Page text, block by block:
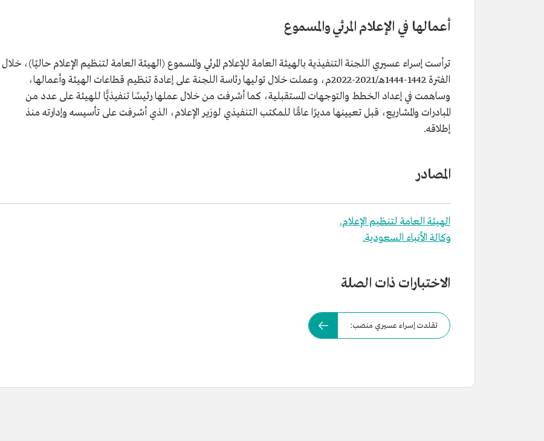
أعمالها في الإعلام المرئي والمسموع
ترأست إسراء عسيري اللجنة التنفيذية بالهيئة العامة للإعلام المرئي والمسموع (الهيئة العامة لتنظيم الإعلام حاليًا)، خلال
الفترة 1442-1444هـ/2021-2022م، وعملت خلال توليها رئاسة اللجنة على إعادة تنظيم قطاعات الهيئة وأعمالها،
وساهمت في إعداد الخطط والتوجهات المستقبلية، كما أشرفت من خلال عملها رئيسًا تنفيذيًّا للهيئة على عدد من
المبادرات والمشاريع، قبل تعيينها مديرًا عامًّا للمكتب التنفيذي لوزير الإعلام، الذي أشرفت على تأسيسه وإدارته منذ
إطلاقه.
المصادر
الهيئة العامة لتنظيم الإعلام.
وكالة الأنباء السعودية.
الاختبارات ذات الصلة
تقلدت إسراء عسيري منصب: